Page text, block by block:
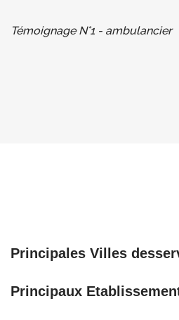
Témoignage N°1 - ambulancier
Principales Villes
Principaux